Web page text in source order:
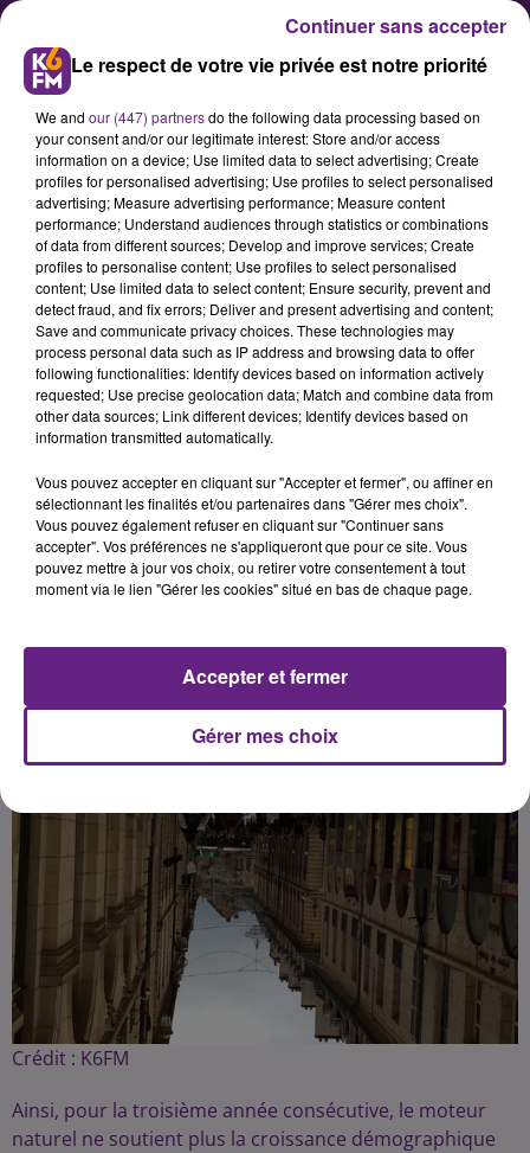
Plus de décès que de naissances
en Bourgogne-Franche-Comté
Selon un communiqué de l’INSEE
publié ce mardi, le solde naturel
s’est encore creusé en 2017 dans la
région. Les décès l’emportent
naissances et la population vieillit
dans la région.
Publié : 15 janvier 2019 à 15h35 par la rédaction
Crédit : K6FM
Ainsi, pour la troisième année consécutive, le moteur
naturel ne soutient plus la croissance démographique
Le respect de votre vie privée est notre priorité
We and our (447) partnersdo the following data processing based on
your consent and/or our legitimate interest: Store and/or access
information on a device; Use limited data to select advertising; Create
profiles for personalised advertising; Use profiles to select personalised
advertising; Measure advertising performance; Measure content
performance; Understand audiences through statistics or combinations
of data from different sources; Develop and improve services; Create
profiles to personalise content; Use profiles to select personalised
content; Use limited data to select content; Ensure security, prevent and
detect fraud, and fix errors; Deliver and present advertising and content;
Save and communicate privacy choices. These technologies may
process personal data such as IP address and browsing data to offer
following functionalities: Identify devices based on information actively
requested; Use precise geolocation data; Match and combine data from
other data sources; Link different devices; Identify devices based on
information transmitted automatically.
Vous pouvez accepter en cliquant sur "Accepter et fermer", ou affiner en
sélectionnant les finalités et/ou partenaires dans "Gérer mes choix".
Vous pouvez également refuser en cliquant sur "Continuer sans
accepter". Vos préférences ne s'appliqueront que pour ce site. Vous
pouvez mettre à jour vos choix, ou retirer votre consentement à tout
moment via le lien "Gérer les cookies" situé en bas de chaque page.
Gérer mes choix
Accepter et fermer
Continuer sans accepter